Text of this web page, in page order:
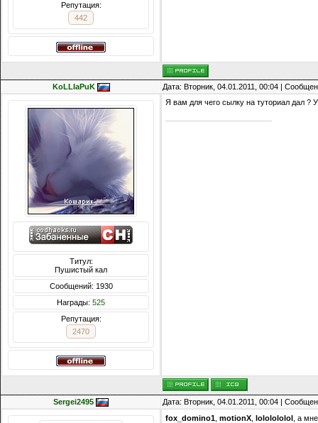
Репутация:
442
KoLLIaPuK Дата: Вторник, 04.01.2011, 00:04 |
Титул:
Пушистый кал
Сообщений: 1930
Награды: 525
Репутация:
2470
Я вам для чего сылку на туториал дал ?
Sergei2495 Дата: Вторник, 04.01.2011, 00:04 |
fox_domino1 motionX lololololol , а